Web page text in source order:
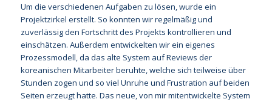
Um die verschiedenen Aufgaben zu lösen, wurde ein
Projektzirkel erstellt. So konnten wir regelmäßig und
zuverlässig den Fortschritt des Projekts kontrollieren und
einschätzen. Außerdem entwickelten wir ein eigenes
Prozessmodell, da das alte System auf Reviews der
koreanischen Mitarbeiter beruhte, welche sich teilweise über
Stunden zogen und so viel Unruhe und Frustration auf beiden
Seiten erzeugt hatte. Das neue, von mir mitentwickelte System